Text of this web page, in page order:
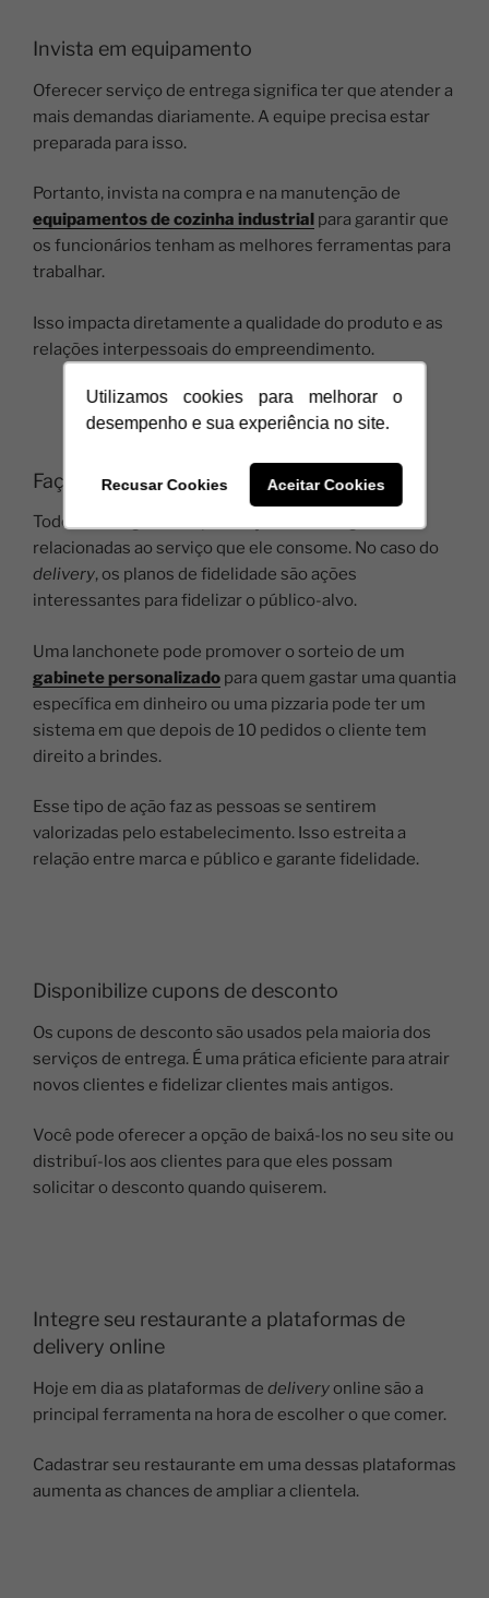
Utilizamos cookies para melhorar o
desempenho e sua experiência no site.
Recusar Cookies Aceitar Cookies
Invista em equipamento
Oferecer serviço de entrega significa ter que atender a
mais demandas diariamente. A equipe precisa estar
preparada para isso.
Portanto, invista na compra e na manutenção de
equipamentos de cozinha industrial para garantir que
os funcionários tenham as melhores ferramentas para
trabalhar.
Isso impacta diretamente a qualidade do produto e as
relações interpessoais do empreendimento.
Faça um plano de fidelidade
Todo cliente gosta de promoções e vantagens
relacionadas ao serviço que ele consome. No caso do
delivery, os planos de fidelidade são ações
interessantes para fidelizar o público-alvo.
Uma lanchonete pode promover o sorteio de um
gabinete personalizado para quem gastar uma quantia
específica em dinheiro ou uma pizzaria pode ter um
sistema em que depois de 10 pedidos o cliente tem
direito a brindes.
Esse tipo de ação faz as pessoas se sentirem
valorizadas pelo estabelecimento. Isso estreita a
relação entre marca e público e garante fidelidade.
Disponibilize cupons de desconto
Os cupons de desconto são usados pela maioria dos
serviços de entrega. É uma prática eficiente para atrair
novos clientes e fidelizar clientes mais antigos.
Você pode oferecer a opção de baixá-los no seu site ou
distribuí-los aos clientes para que eles possam
solicitar o desconto quando quiserem.
Integre seu restaurante a plataformas de
delivery online
Hoje em dia as plataformas de delivery online são a
principal ferramenta na hora de escolher o que comer.
Cadastrar seu restaurante em uma dessas plataformas
aumenta as chances de ampliar a clientela.